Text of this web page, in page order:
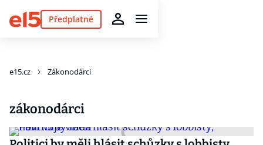
Předplatné
e15.cz Zákonodárci
zákonodárci